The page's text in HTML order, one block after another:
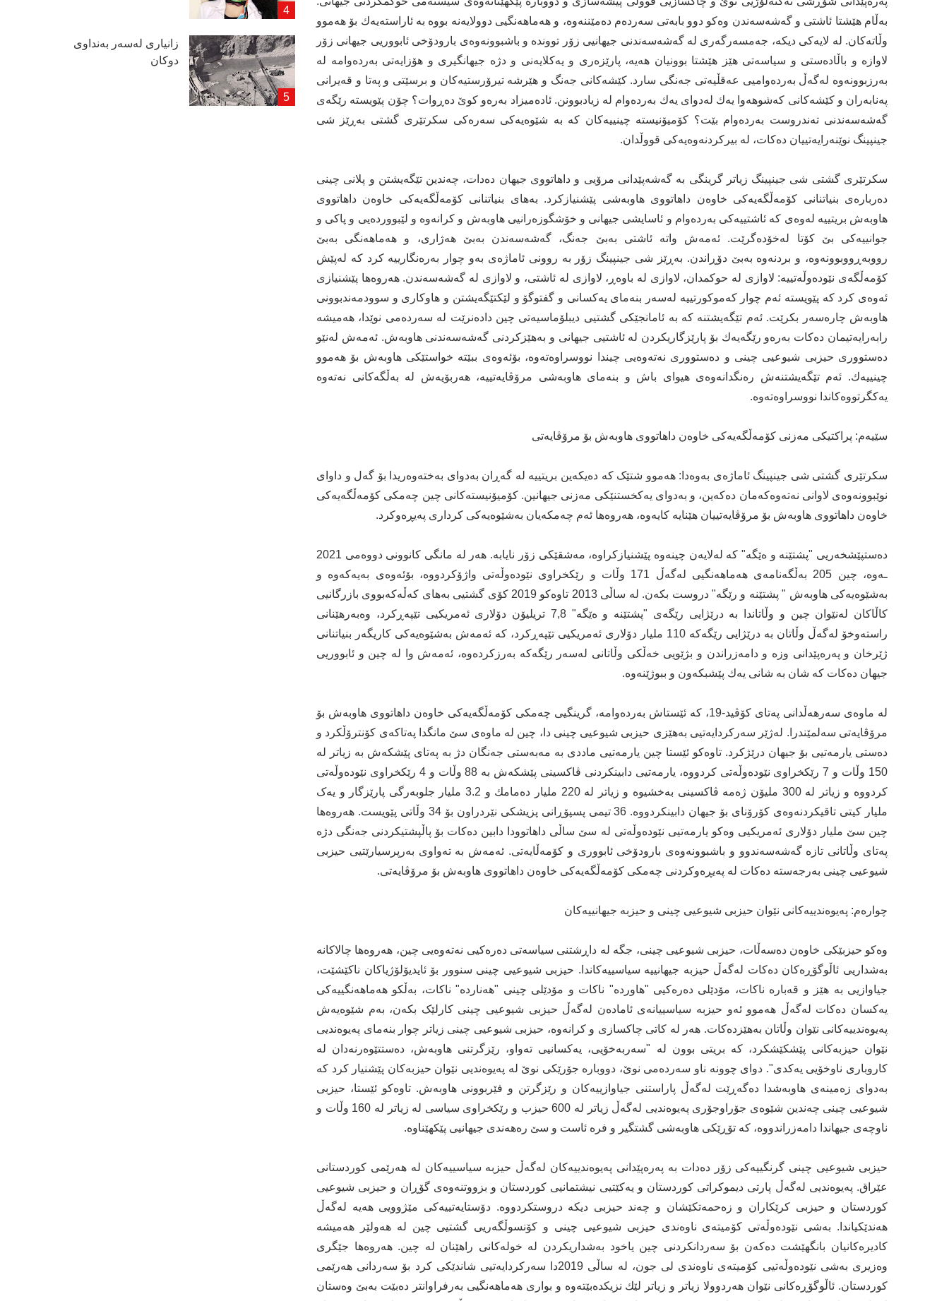
بەڵام هێشتا ئاشتی و گەشەسەندن وەكو دوو بابەتی سەردەم دەمێننەوە، و هەماهەنگیی دوولایەنە بووە بە ئاراستەیەك بۆ هەموو
وڵاتەكان. لە لایەكی دیکە، جەمسەرگەری لە گەشەسەندنی جیهانیی زۆر تووندە و باشبوونەوەی بارودۆخی ئابووریی جیهانی زۆر
لاوازە و باڵادەستی و سیاسەتی هێز هێشتا بوونیان هەیە، پارێزەری و یەكلایەنی و دژە جیهانگیری و هۆزایەتی بەردەوامە لە
بەرزبوونەوە لەگەڵ بەردەوامیی عەقڵیەتی جەنگی سارد. كێشەكانی جەنگ و هێرشە تیرۆرستیەكان و برسێتی و پەتا و قەیرانی
پەنابەران و كێشەكانی كەشوهەوا یەك لەدوای یەك بەردەوام لە زیادبوونن. ئادەمیزاد بەرەو كوێ دەڕوات؟ چۆن پێویستە رێگەی
گەشەسەندنی تەندروست بەردەوام بێت؟ كۆمیۆنیستە چینییەكان كە بە شێوەیەكی سەرەكی سكرتێری گشتی بەڕێز شی
جینپینگ نوێنەرایەتییان دەكات، لە بیركردنەوەیەكی قووڵدان.
سكرتێری گشتی شی جینپینگ زیاتر گرینگی بە گەشەپێدانی مرۆیی و داهاتووی جیهان دەدات، چەندین تێگەیشتن و پلانی چینی
دەربارەی بنیاتنانی كۆمەڵگەیەكی خاوەن داهاتووی هاوبەشی پێشنیازكرد. بەهای بنیاتنانی كۆمەڵگەیەكی خاوەن داهاتووی
هاوبەش بریتییە لەوەی كە ئاشتییەكی بەردەوام و ئاسایشی جیهانی و خۆشگوزەرانیی هاوبەش و كرانەوە و لێبووردەیی و پاكی و
جوانییەكی بێ كۆتا لەخۆدەگرێت. ئەمەش واتە ئاشتی بەبێ جەنگ، گەشەسەندن بەبێ هەژاری، و هەماهەنگی بەبێ
رووبەڕووبوونەوە، و بردنەوە بەبێ دۆڕاندن. بەڕێز شی جینپینگ زۆر بە روونی ئاماژەی بەو چوار بەرەنگارییە كرد كە لەپێش
كۆمەڵگەی نێودەوڵەتییە: لاوازی لە حوكمدان، لاوازی لە باوەڕ، لاوازی لە ئاشتی، و لاوازی لە گەشەسەندن. هەروەها پێشنیازی
ئەوەی كرد كە پێویستە ئەم چوار كەموكورتییە لەسەر بنەمای یەكسانی و گفتوگۆ و لێكتێگەیشتن و هاوكاری و سوودمەندبوونی
هاوبەش چارەسەر بكرێت. ئەم تێگەیشتنە كە بە ئامانجێكی گشتیی دیبلۆماسیەتی چین دادەنرێت لە سەردەمی نوێدا، هەمیشە
رابەرایەتیمان دەكات بەرەو رێگەیەك بۆ پارێزگاریكردن لە ئاشتیی جیهانی و بەهێزكردنی گەشەسەندنی هاوبەش. ئەمەش لەنێو
دەستووری حیزبی شیوعیی چینی و دەستووری نەتەوەیی چیندا نووسراوەتەوە، بۆئەوەی ببێتە خواستێكی هاوبەش بۆ هەموو
چینییەك. ئەم تێگەیشتنەش رەنگدانەوەی هیوای باش و بنەمای هاوبەشی مرۆڤایەتییە، هەربۆیەش لە بەڵگەكانی نەتەوە
یەكگرتووەكاندا نووسراوەتەوە.
سێیەم: پراکتیکی مەزنی كۆمەڵگەیەكی خاوەن داهاتووی هاوبەش بۆ مرۆڤایەتی
سکرتێری گشتی شی جینپینگ ئاماژەی بەوەدا: هەموو شتێک کە دەیکەین بریتییە لە گەڕان بەدوای بەختەوەریدا بۆ گەل و داوای
نوێبوونەوەی لاوانی نەتەوەكەمان دەکەین، و بەدوای یەکخستنێكی مەزنی جیهانین. کۆمیۆنیستەکانی چین چەمکی كۆمەڵگەیەكی
خاوەن داهاتووی هاوبەش بۆ مرۆڤایەتییان هێنایە كایەوە، هەروەها ئەم چەمکەیان بەشێوەیەكی کرداری پەیڕەوکرد.
دەستپێشخەریی "پشتێنە و ەێگە" کە لەلایەن چینەوە پێشنیازکراوە، مەشقێکی زۆر نایابە. هەر لە مانگی کانوونی دووەمی 2021
ـەوە، چین 205 بەڵگەنامەی هەماهەنگیی لەگەڵ 171 وڵات و رێکخراوی نێودەوڵەتی واژۆكردووە، بۆئەوەی بەیەكەوە و
بەشێوەیەكی هاوبەش " پشتێنە و رێگە" دروست بکەن. لە ساڵی 2013 تاوەكو 2019 کۆی گشتیی بەهای کەڵەکەبووی بازرگانیی
کاڵاکان لەنێوان چین و وڵاتاندا بە درێژایی رێگەی "پشتێنە و ەێگە" 7,8 تریلیۆن دۆلاری ئەمریکیی تێپەڕکرد، وەبەرهێنانی
راستەوخۆ لەگەڵ وڵاتان بە درێژایی رێگەکە 110 ملیار دۆلاری ئەمریکیی تێپەڕکرد، كە ئەمەش بەشێوەیەکی کاریگەر بنیاتنانی
ژێرخان و پەرەپێدانی وزە و دامەزراندن و بژێویی خەڵکی وڵاتانی لەسەر رێگەکە بەرزکردەوە، ئەمەش وا لە چین و ئابووریی
جیهان دەکات کە شان بە شانی یەك پێشبکەون و ببوژێنەوە.
لە ماوەی سەرهەڵدانی پەتای کۆڤید-19، كە ئێستاش بەردەوامە، گرینگیی چەمکی كۆمەڵگەیەكی خاوەن داهاتووی هاوبەش بۆ
مرۆڤایەتی سەلمێندرا. لەژێر سەرکردایەتیی بەهێزی حیزبی شیوعیی چینی دا، چین لە ماوەی سێ مانگدا پەتاکەی كۆنترۆڵكرد و
دەستی یارمەتیی بۆ جیهان درێژكرد. تاوەكو ئێستا چین یارمەتیی ماددی بە مەبەستی جەنگان دژ بە پەتای پێشکەش بە زیاتر لە
150 وڵات و 7 رێکخراوی نێودەوڵەتی کردووە، یارمەتیی دابینكردنی ڤاكسینی پێشكەش بە 88 وڵات و 4 رێکخراوی نێودەوڵەتی
کردووە و زیاتر لە 300 ملیۆن ژەمە ڤاكسینی بەخشیوە و زیاتر لە 220 ملیار دەمامك و 3.2 ملیار جلوبەرگی پارێزگار و یەک
ملیار کیتی تاقیکردنەوەی كۆرۆنای بۆ جیهان دابینکردووە. 36 تیمی پسپۆڕانی پزیشکی نێردراون بۆ 34 وڵاتی پێویست. هەروەها
چین سێ ملیار دۆلاری ئەمریکیی وەکو یارمەتیی نێودەوڵەتی لە سێ ساڵی داهاتوودا دابین دەکات بۆ پاڵپشتیکردنی جەنگی دژە
پەتای وڵاتانی تازە گەشەسەندوو و باشبوونەوەی بارودۆخی ئابووری و کۆمەڵایەتی. ئەمەش بە تەواوی بەرپرسیارێتیی حیزبی
شیوعیی چینی بەرجەستە دەکات لە پەیڕەوكردنی چەمکی كۆمەڵگەیەكی خاوەن داهاتووی هاوبەش بۆ مرۆڤایەتی.
چوارەم: پەیوەندییەکانی نێوان حیزبی شیوعیی چینی و حیزبە جیهانییەکان
وەکو حیزبێكی خاوەن دەسەڵات، حیزبی شیوعیی چینی، جگە لە داڕشتنی سیاسەتی دەرەکیی نەتەوەیی چین، هەروەها چالاکانە
بەشداریی ئاڵوگۆڕەكان دەكات لەگەڵ حیزبە جیهانییە سیاسییەکاندا. حیزبی شیوعیی چینی سنوور بۆ ئایدیۆلۆژیاکان ناکێشێت،
جیاوازیی بە هێز و قەبارە ناکات، مۆدێلی دەرەکیی "هاوردە" ناکات و مۆدێلی چینی "هەناردە" ناکات، بەڵکو هەماهەنگییەکی
یەکسان دەکات لەگەڵ هەموو ئەو حیزبە سیاسییانەی ئامادەن لەگەڵ حیزبی شیوعیی چینی کارلێک بکەن، بەم شێوەیەش
پەیوەندییەکانی نێوان وڵاتان بەهێزدەكات. هەر لە کاتی چاکسازی و کرانەوە، حیزبی شیوعیی چینی زیاتر چوار بنەمای پەیوەندیی
نێوان حیزبەكانی پێشكێشكرد، کە بریتی بوون لە "سەربەخۆیی، یەکسانیی تەواو، رێزگرتنی هاوبەش، دەستتێوەرنەدان لە
کاروباری ناوخۆیی یەکدی". دوای چوونە ناو سەردەمی نوێ، دووبارە جۆرێکی نوێ لە پەیوەندیی نێوان حیزبەكان پێشنیار کرد کە
بەدوای زەمینەی هاوبەشدا دەگەڕێت لەگەڵ پاراستنی جیاوازییەكان و رێزگرتن و فێربوونی هاوبەش. تاوەكو ئێستا، حیزبی
شیوعیی چینی چەندین شێوەی جۆراوجۆری پەیوەندیی لەگەڵ زیاتر لە 600 حیزب و رێکخراوی سیاسی لە زیاتر لە 160 وڵات و
ناوچەی جیهاندا دامەزراندووە، کە تۆڕێکی هاوبەشی گشتگیر و فرە ئاست و سێ رەهەندی جیهانیی پێکهێناوە.
حیزبی شیوعیی چینی گرنگییەكی زۆر دەدات بە پەرەپێدانی پەیوەندییەكان لەگەڵ حیزبە سیاسییەکان لە هەرێمی کوردستانی
عێراق. پەیوەندیی لەگەڵ پارتی دیموکراتی کوردستان و یەکێتیی نیشتمانیی کوردستان و بزووتنەوەی گۆڕان و حیزبی شیوعیی
کوردستان و حیزبی کرێکاران و زەحمەتکێشان و چەند حیزبی دیکە دروستکردووە. دۆستایەتییەکی مێژوویی هەیە لەگەڵ
هەندێکیاندا. بەشی نێودەوڵەتی کۆمیتەی ناوەندی حیزبی شیوعیی چینی و کۆنسوڵگەریی گشتیی چین لە هەولێر هەمیشە
کادیرەکانیان بانگهێشت دەکەن بۆ سەردانكردنی چین یاخود بەشداریكردن لە خولەكانی راهێنان لە چین. هەروەها جێگری
وەزیری بەشی نێودەوڵەتیی کۆمیتەی ناوەندی لی جون، لە ساڵی 2019دا سەركردایەتیی شاندێکی كرد بۆ سەردانی هەرێمی
کوردستان. ئاڵوگۆڕەکانی نێوان هەردوولا زیاتر و زیاتر لێك نزیکدەبێتەوە و بواری هەماهەنگیی بەرفراوانتر دەبێت بەبێ وەستان
زانیاری لەسەر بەنداوی
دوكان